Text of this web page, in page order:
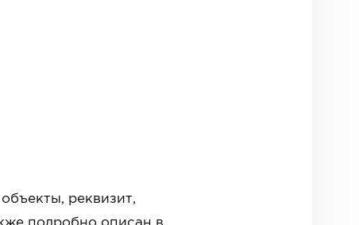
реквизит,
подробно описан в